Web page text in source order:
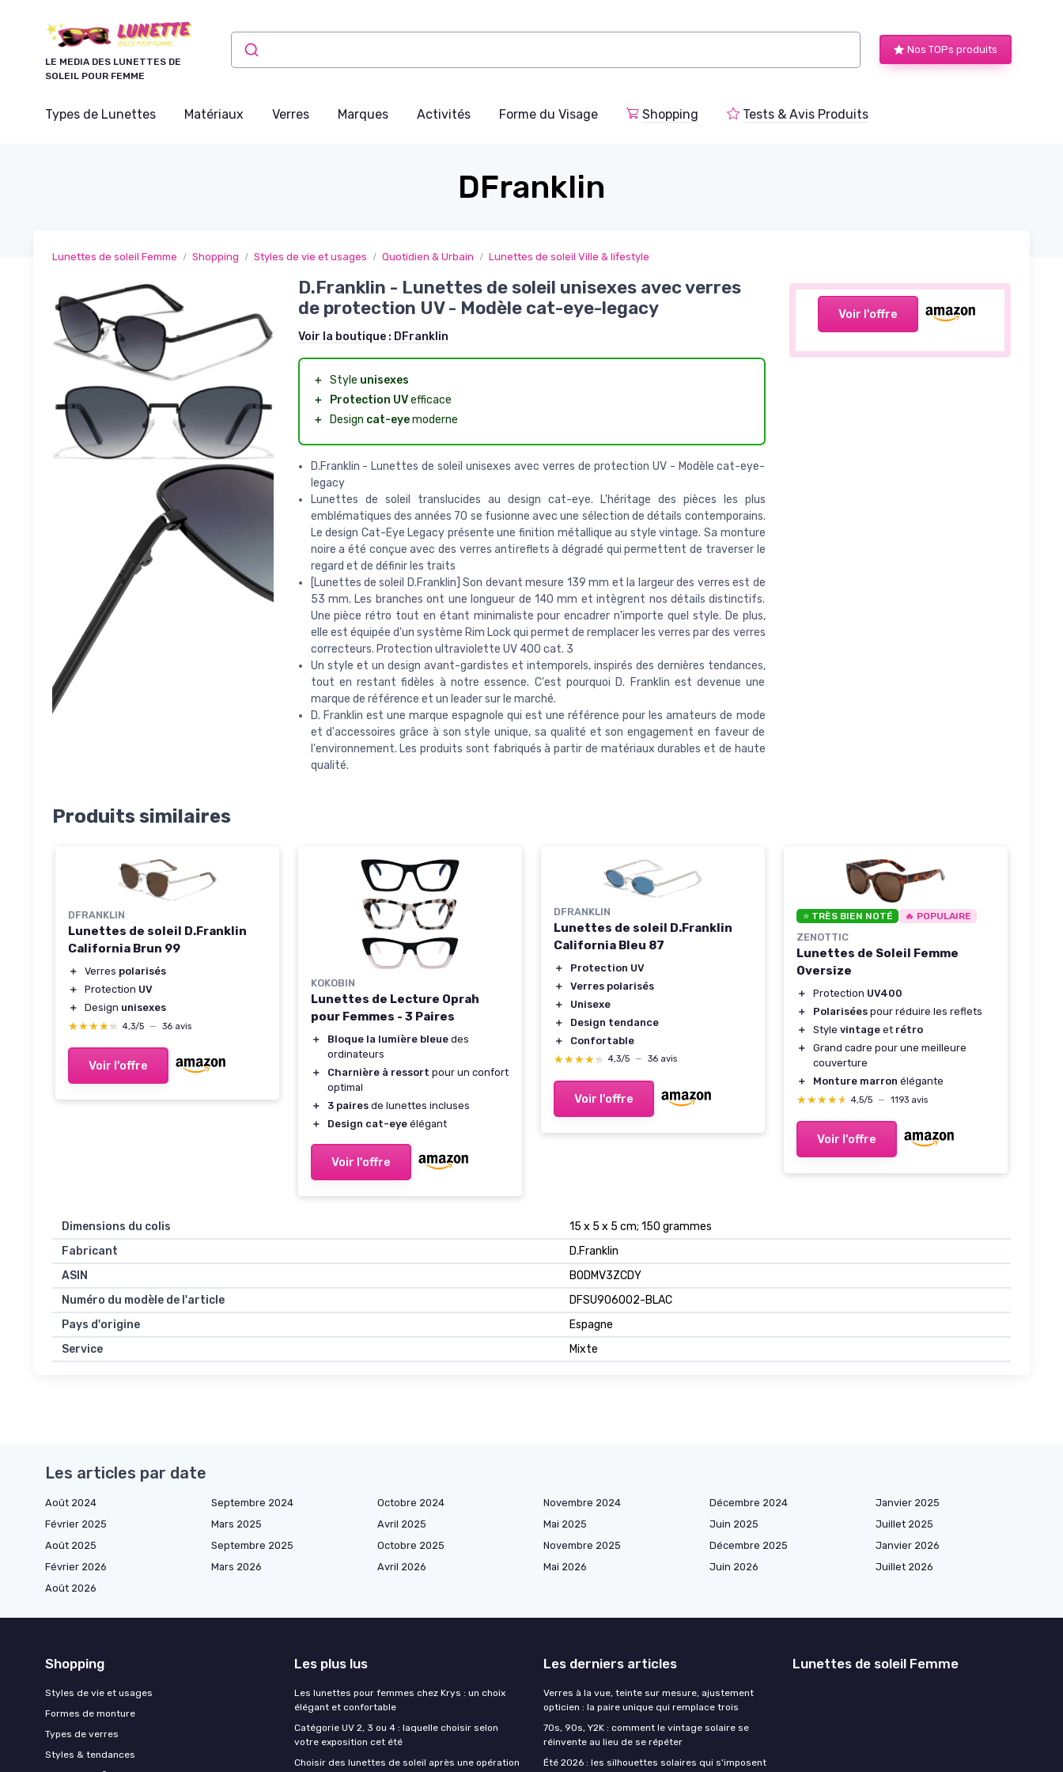
LE MEDIA DES LUNETTES DE
SOLEIL POUR FEMME
Nos TOPs produits
Types de Lunettes Matériaux Verres Marques Activités Forme du Visage Shopping Tests & Avis Produits
DFranklin
Lunettes de soleil Femme Shopping Styles de vie et usages Quotidien & Urbain Lunettes de soleil Ville & lifestyle
Voir l'offre
D.Franklin - Lunettes de soleil unisexes avec verres
de protection UV - Modèle cat-eye-legacy
Voir la boutique : DFranklin
＋ Style unisexes
＋
Protection UVefficace
＋
Design cat-eyemoderne
D.Franklin - Lunettes de soleil unisexes avec verres de protection UV - Modèle cat-eye-
legacy
Lunettes de soleil translucides au design cat-eye. L'héritage des pièces les plus
emblématiques des années 70 se fusionne avec une sélection de détails contemporains.
Le design Cat-Eye Legacy présente une finition métallique au style vintage. Sa monture
noire a été conçue avec des verres antireflets à dégradé qui permettent de traverser le
regard et de définir les traits
[Lunettes de soleil D.Franklin] Son devant mesure 139 mm et la largeur des verres est de
53 mm. Les branches ont une longueur de 140 mm et intègrent nos détails distinctifs.
Une pièce rétro tout en étant minimaliste pour encadrer n'importe quel style. De plus,
elle est équipée d'un système Rim Lock qui permet de remplacer les verres par des verres
correcteurs. Protection ultraviolette UV 400 cat. 3
Un style et un design avant-gardistes et intemporels, inspirés des dernières tendances,
tout en restant fidèles à notre essence. C'est pourquoi D. Franklin est devenue une
marque de référence et un leader sur le marché.
D. Franklin est une marque espagnole qui est une référence pour les amateurs de mode
et d'accessoires grâce à son style unique, sa qualité et son engagement en faveur de
l'environnement. Les produits sont fabriqués à partir de matériaux durables et de haute
qualité.
Produits similaires
DFRANKLIN
Lunettes de soleil D.Franklin
California Brun 99
＋ Verres polarisés
＋
Protection UV
＋
Design unisexes
★★★★★
★★★★★ 4,3/5 — 36 avis
Voir l'offre
KOKOBIN
Lunettes de Lecture Oprah
pour Femmes - 3 Paires
＋ Bloque la lumière bleue des
ordinateurs
＋
Charnière à ressort pour un confort
optimal
＋
3 paires de lunettes incluses
＋
Design cat-eye élégant
Voir l'offre
DFRANKLIN
Lunettes de soleil D.Franklin
California Bleu 87
＋
Protection UV
＋
Verres polarisés
＋
Unisexe
＋
Design tendance
＋
Confortable
★★★★★
★★★★★ 4,3/5 — 36 avis
Voir l'offre
⭐ TRÈS BIEN NOTÉ 🔥 POPULAIRE
ZENOTTIC
Lunettes de Soleil Femme
Oversize
＋ Protection UV400
＋
Polarisées pour réduire les reflets
＋
Style vintage et rétro
＋
Grand cadre pour une meilleure
couverture
＋
Monture marron élégante
★★★★★
★★★★★ 4,5/5 — 1193 avis
Voir l'offre
Dimensions du colis
15 x 5 x 5 cm; 150 grammes
Fabricant
D.Franklin
ASIN
B0DMV3ZCDY
Numéro du modèle de l'article
DFSU906002-BLAC
Pays d'origine
Espagne
Service
Mixte
Les articles par date
Août 2024 Septembre 2024 Octobre 2024 Novembre 2024 Décembre 2024
Janvier 2025
Février 2025
Mars 2025 Avril 2025 Mai 2025 Juin 2025
Juillet 2025
Août 2025
Septembre 2025 Octobre 2025 Novembre 2025 Décembre 2025
Janvier 2026
Février 2026
Mars 2026 Avril 2026 Mai 2026 Juin 2026
Juillet 2026
Août 2026
Shopping
Styles de vie et usages
Formes de monture
Types de verres
Styles & tendances
Les plus lus
Les lunettes pour femmes chez Krys : un choix
élégant et confortable
Catégorie UV 2, 3 ou 4 : laquelle choisir selon
votre exposition cet été
Choisir des lunettes de soleil après une opération
Les derniers articles
Verres à la vue, teinte sur mesure, ajustement
opticien : la paire unique qui remplace trois
70s, 90s, Y2K : comment le vintage solaire se
réinvente au lieu de se répéter
Été 2026 : les silhouettes solaires qui s'imposent
Lunettes de soleil Femme